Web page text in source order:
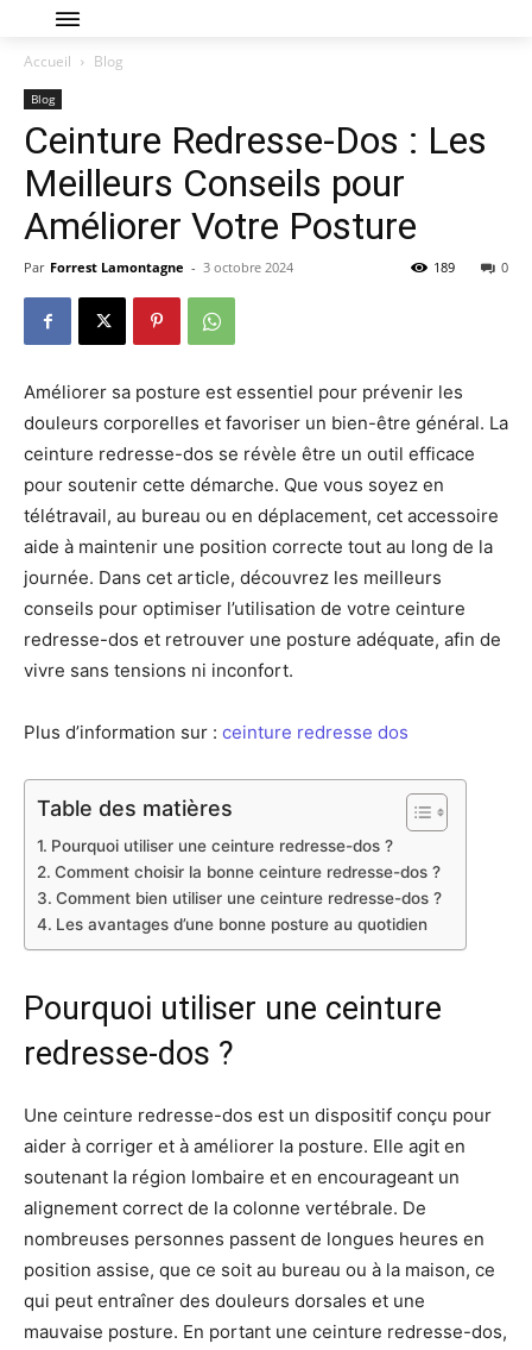
Accueil Blog
Blog
Ceinture Redresse-Dos : Les
Meilleurs Conseils pour
Améliorer Votre Posture
Par Forrest Lamontagne - 3 octobre 2024 0
189
Améliorer sa posture est essentiel pour prévenir les
douleurs corporelles et favoriser un bien-être général. La
ceinture redresse-dos se révèle être un outil efficace
pour soutenir cette démarche. Que vous soyez en
télétravail, au bureau ou en déplacement, cet accessoire
aide à maintenir une position correcte tout au long de la
journée. Dans cet article, découvrez les meilleurs
conseils pour optimiser l’utilisation de votre ceinture
redresse-dos et retrouver une posture adéquate, afin de
vivre sans tensions ni inconfort.
Plus d’information sur : ceinture redresse dos
Table des matières
Pourquoi utiliser une ceinture redresse-dos ?
Comment choisir la bonne ceinture redresse-dos ?
Comment bien utiliser une ceinture redresse-dos ?
Les avantages d’une bonne posture au quotidien
Pourquoi utiliser une ceinture
redresse-dos ?
Une ceinture redresse-dos est un dispositif conçu pour
aider à corriger et à améliorer la posture. Elle agit en
soutenant la région lombaire et en encourageant un
alignement correct de la colonne vertébrale. De
nombreuses personnes passent de longues heures en
position assise, que ce soit au bureau ou à la maison, ce
qui peut entraîner des douleurs dorsales et une
mauvaise posture. En portant une ceinture redresse-dos,